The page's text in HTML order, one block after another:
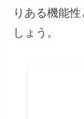
りある機能
しょう。